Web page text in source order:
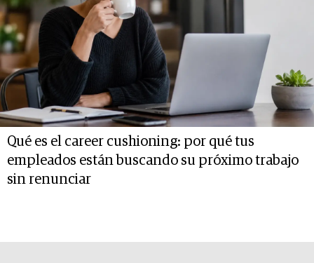
Qué es el career cushioning: por qué tus
empleados están buscando su próximo trabajo
sin renunciar